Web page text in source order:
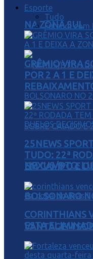
NA ZONA SUL
NEXUS/BTG:
BOLSONARO
VANTAGEM
Esporte
Tudo
Futebol com
GRÊMIO VIRA
POR 2 A 1 E
25NEWS
TUDO: 22ª
EM CAMPO E
CORINTHIANS
ESTA